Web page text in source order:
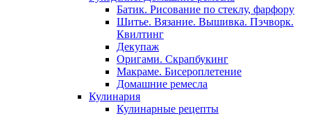
Батик. Рисование по стеклу, фарфору
Шитье. Вязание. Вышивка. Пэчворк.
Квилтинг
Декупаж
Оригами. Скрапбукинг
Макраме. Бисероплетение
Домашние ремесла
Кулинария
Кулинарные рецепты